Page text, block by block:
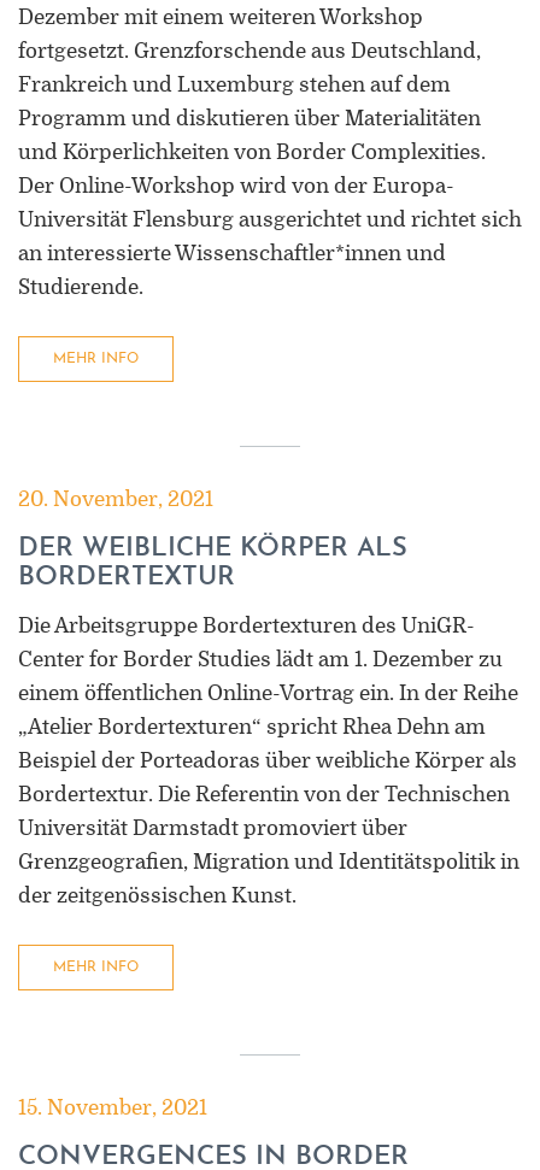
Dezember mit einem weiteren Workshop
fortgesetzt. Grenzforschende aus Deutschland,
Frankreich und Luxemburg stehen auf dem
Programm und diskutieren über Materialitäten
und Körperlichkeiten von Border Complexities.
Der Online-Workshop wird von der Europa-
Universität Flensburg ausgerichtet und richtet sich
an interessierte Wissenschaftler*innen und
Studierende.
MEHR INFO
20. November, 2021
DER WEIBLICHE KÖRPER ALS
BORDERTEXTUR
Die Arbeitsgruppe Bordertexturen des UniGR-
Center for Border Studies lädt am 1. Dezember zu
einem öffentlichen Online-Vortrag ein. In der Reihe
„Atelier Bordertexturen“ spricht Rhea Dehn am
Beispiel der Porteadoras über weibliche Körper als
Bordertextur. Die Referentin von der Technischen
Universität Darmstadt promoviert über
Grenzgeografien, Migration und Identitätspolitik in
der zeitgenössischen Kunst.
MEHR INFO
15. November, 2021
CONVERGENCES IN BORDER